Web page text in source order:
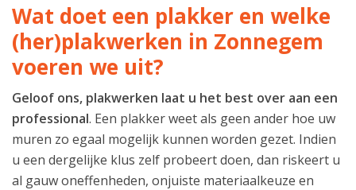
Wat doet een plakker en welke
(her)plakwerken in Zonnegem
voeren we uit?
Geloof ons, plakwerken laat u het best over aan een
professional. Een plakker weet als geen ander hoe uw
muren zo egaal mogelijk kunnen worden gezet. Indien
u een dergelijke klus zelf probeert doen, dan riskeert u
al gauw oneffenheden, onjuiste materiaalkeuze en